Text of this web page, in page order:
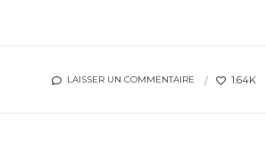
LAISSER UN COMMENTAIRE 1.64K